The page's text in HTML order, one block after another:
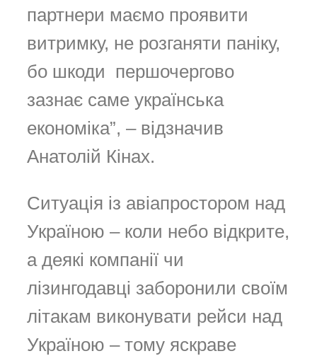
партнери маємо проявити
витримку, не розганяти паніку,
бо шкоди першочергово
зазнає саме українська
економіка”, – відзначив
Анатолій Кінах.
Ситуація із авіапростором над
Україною – коли небо відкрите,
а деякі компанії чи
лізингодавці заборонили своїм
літакам виконувати рейси над
Україною – тому яскраве